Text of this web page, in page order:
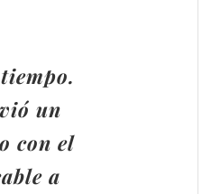
un
con el
a